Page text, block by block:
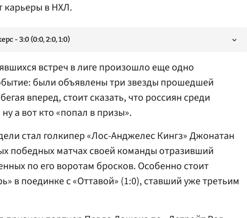
карьеры в НХЛ.
- 3:0 (0:0, 2:0, 1:0)
встреч в лиге произошло еще одно
были объявлены три звезды прошедшей
вперед, стоит сказать, что россиян среди
а вот кто «попал в призы».
стал голкипер «Лос-Анджелес Кингз» Джонатан
победных матчах своей команды отразивший
по его воротам бросков. Особенно стоит
в поединке с «Оттавой» (1:0), ставший уже третьим